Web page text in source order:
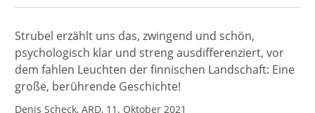
Strubel erzählt uns das, zwingend und schön,
psychologisch klar und streng ausdifferenziert, vor
dem fahlen Leuchten der finnischen Landschaft: Eine
große, berührende Geschichte!
Denis Scheck, ARD, 11. Oktober 2021